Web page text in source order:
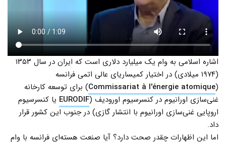
اشاره اسلامی به وام یک میلیارد دلاری است که ایران در سال ۱۳۵۳
(۱۹۷۴ میلادی) در اختیار کمیساریای عالی اتمی فرانسه
(
Commissariat à l'énergie atomique) برای توسعه کارخانه
غنی‌سازی اورانیوم در کنسرسیوم اورودیف (EURODIF یا کنسرسیوم
اروپایی غنی‌سازی اورانیوم با انتشار گازی) در جنوب این کشور قرار
داد.
اما این اظهارات چقدر صحت دارد؟ آیا صنعت هسته‌ای فرانسه با وام